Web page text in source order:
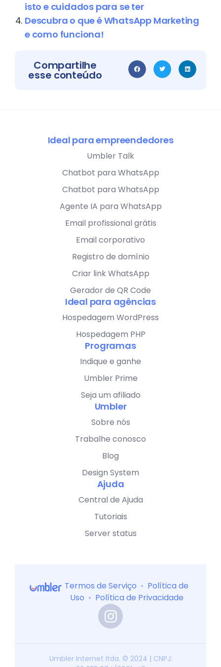
isto e cuidados para se ter
Descubra o que é WhatsApp Marketing
e como funciona!
Compartilhe
esse conteúdo
Ideal para empreendedores
Umbler Talk
Chatbot para WhatsApp
Chatbot para WhatsApp
Agente IA para WhatsApp
Email profissional grátis
Email corporativo
Registro de domínio
Criar link WhatsApp
Gerador de QR Code
Ideal para agências
Hospedagem WordPress
Hospedagem PHP
Programas
Indique e ganhe
Umbler Prime
Seja um afiliado
Umbler
Sobre nós
Trabalhe conosco
Blog
Design System
Ajuda
Central de Ajuda
Tutoriais
Server status
Termos de Serviço • Política de
Uso • Política de Privacidade
Umbler Internet ltda. © 2024 | CNPJ: